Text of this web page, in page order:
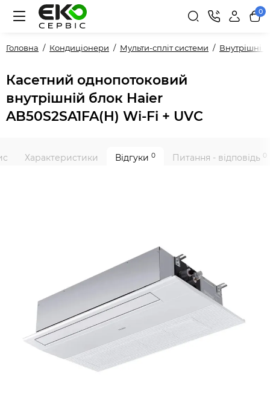
0
Головна Кондиціонери Мульти-спліт системи Внутрішні
Касетний однопотоковий
внутрішній блок Haier
AB50S2SA1FA(H) Wi-Fi + UVC
Характеристики Відгуки 0 Питання - відповідь 0